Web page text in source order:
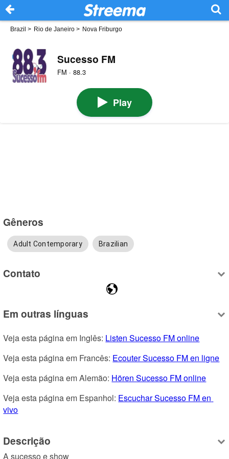
Brazil > Rio de Janeiro > Nova Friburgo
Sucesso FM
FM · 88.3
Play
Gêneros
Adult Contemporary Brazilian
Contato
Em outras línguas
Veja esta página em Inglês: Listen Sucesso FM online
Veja esta página em Francês: Ecouter Sucesso FM en ligne
Veja esta página em Alemão: Hören Sucesso FM online
Veja esta página em Espanhol: Escuchar Sucesso FM en
vivo
Descrição
A sucesso e show